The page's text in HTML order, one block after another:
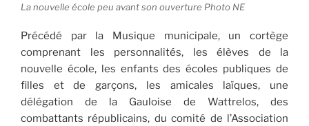
La nouvelle école peu avant son ouverture Photo NE
Précédé par la Musique municipale, un cortège
comprenant les personnalités, les élèves de la
nouvelle école, les enfants des écoles publiques de
filles et de garçons, les amicales laïques, une
délégation de la Gauloise de Wattrelos, des
combattants républicains, du comité de l’Association